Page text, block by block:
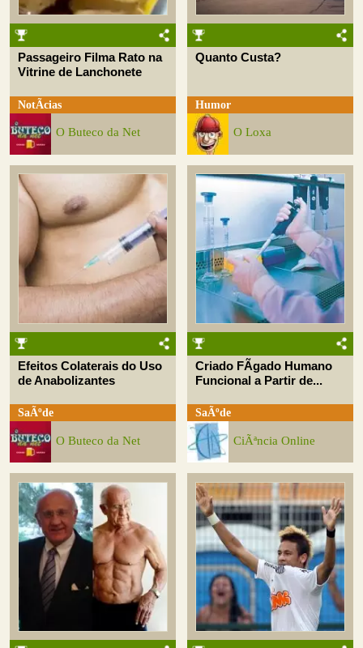
Passageiro Filma Rato na
Vitrine de Lanchonete
NotÃ­cias
O Buteco da Net
Quanto Custa?
Humor
O Loxa
Efeitos Colaterais do Uso
de Anabolizantes
SaÃºde
O Buteco da Net
Criado FÃ­gado Humano
Funcional a Partir de...
SaÃºde
CiÃªncia Online